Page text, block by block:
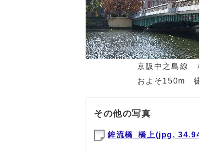
京阪中之島線 な
およそ150m 徒
その他の写真
鉾流橋_橋上(jpg,